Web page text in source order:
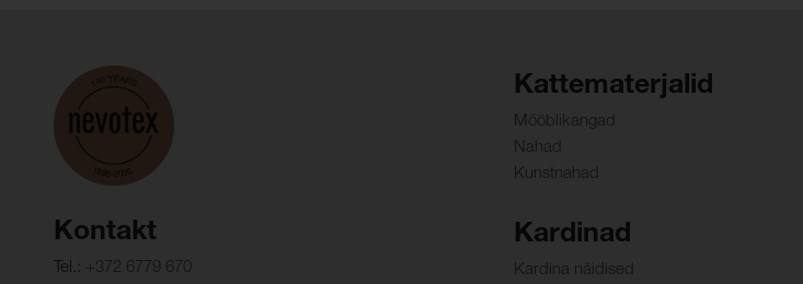
Kontakt
Tel.: +372 6779 670
Kattematerjalid
Mööblikangad
Nahad
Kunstnahad
Kardinad
Kardina näidised